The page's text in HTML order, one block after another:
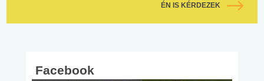
ÉN IS KÉRDEZEK
Facebook